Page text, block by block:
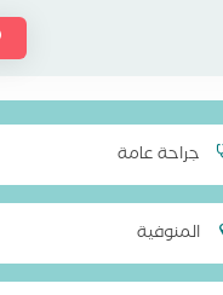
جراحة عامة
المنوفية